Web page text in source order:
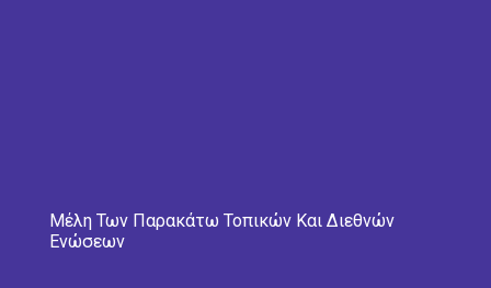
Μέλη Των Παρακάτω Τοπικών Και Διεθνών
Ενώσεων